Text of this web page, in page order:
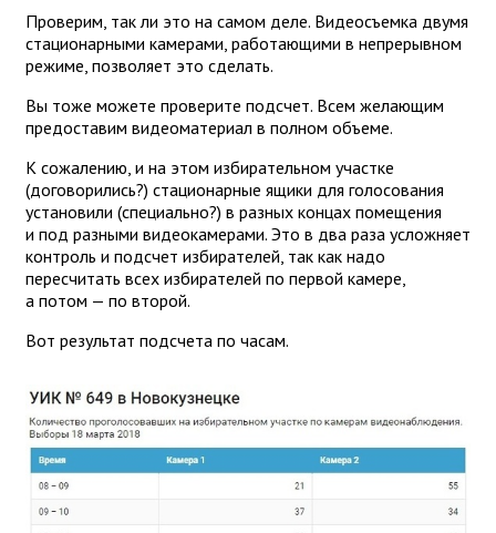
Проверим, так ли это на самом деле. Видеосъемка двумя
стационарными камерами, работающими в непрерывном
режиме, позволяет это сделать.
Вы тоже можете проверите подсчет. Всем желающим
предоставим видеоматериал в полном объеме.
К сожалению, и на этом избирательном участке
(договорились?) стационарные ящики для голосования
установили (специально?) в разных концах помещения
и под разными видеокамерами. Это в два раза усложняет
контроль и подсчет избирателей, так как надо
пересчитать всех избирателей по первой камере,
а потом — по второй.
Вот результат подсчета по часам.